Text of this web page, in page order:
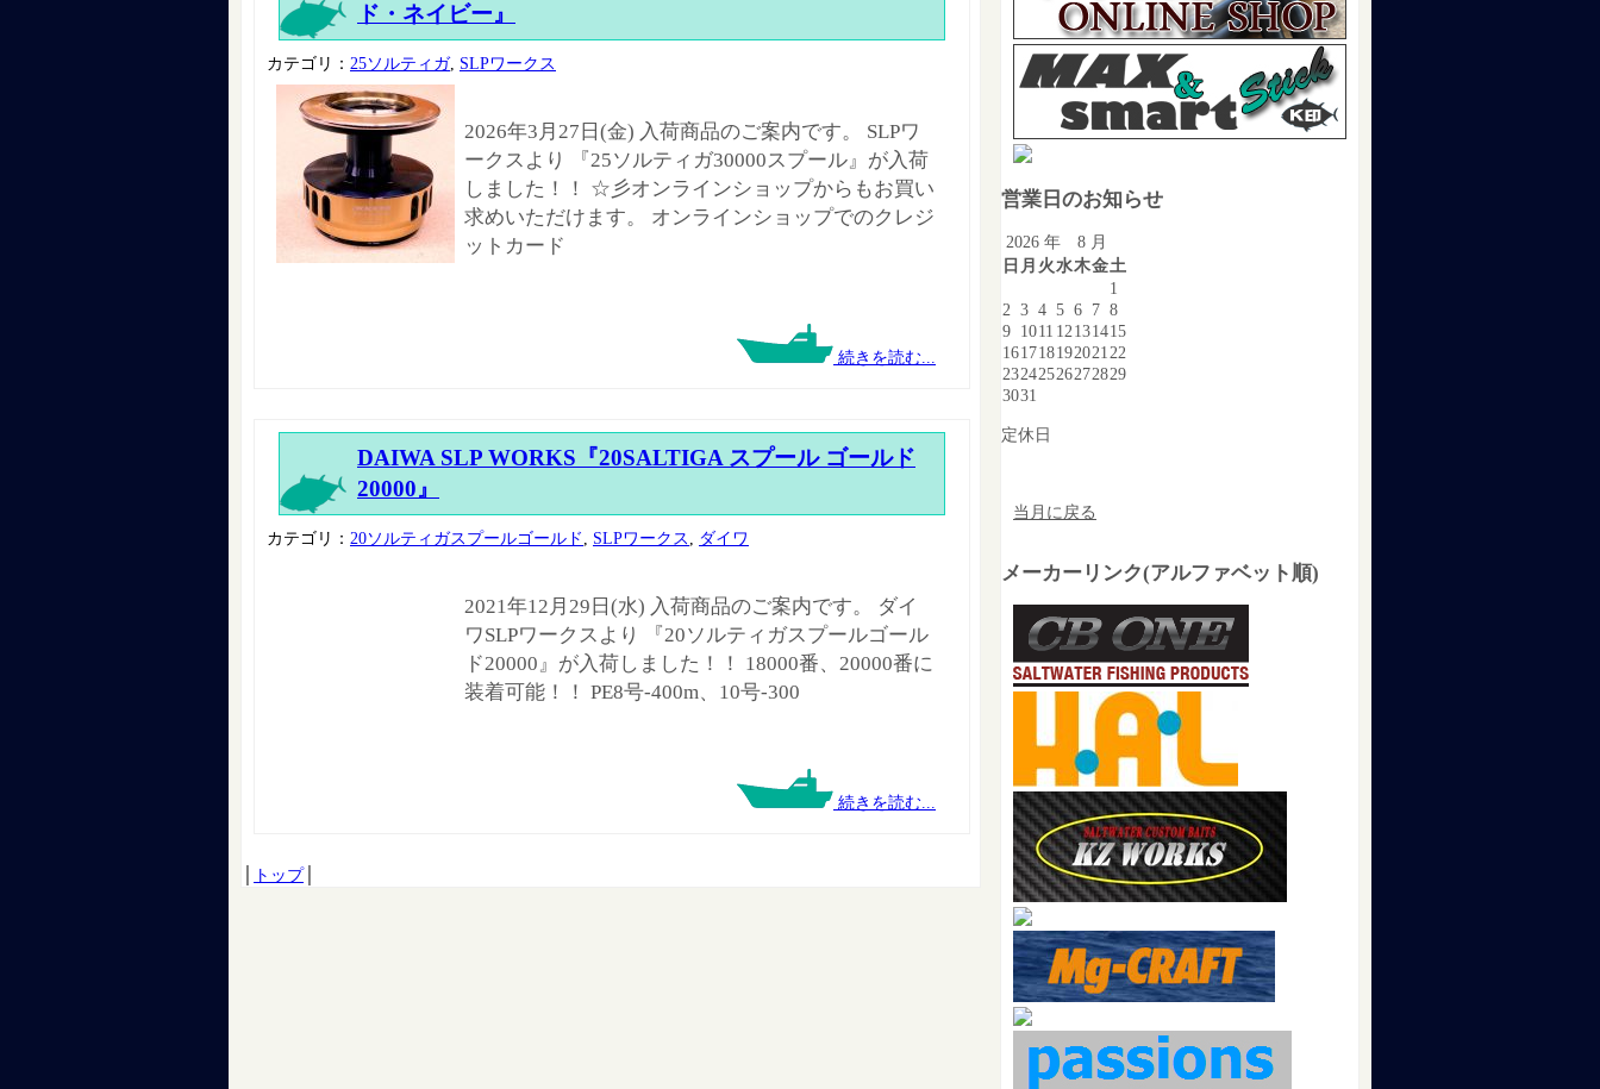
ド・ネイビー』
カテゴリ： 25ソルティガ, SLPワークス
2026年3月27日(金) 入荷商品のご案内です。 SLPワ
ークスより 『25ソルティガ30000スプール』が入荷
しました！！ ☆彡オンラインショップからもお買い
求めいただけます。 オンラインショップでのクレジ
ットカード
続きを読む...
DAIWA SLP WORKS『20SALTIGA スプール ゴールド
20000』
カテゴリ： 20ソルティガスプールゴールド SLPワークス ダイワ
2021年12月29日(水) 入荷商品のご案内です。 ダイ
ワSLPワークスより 『20ソルティガスプールゴール
ド20000』が入荷しました！！ 18000番、20000番に
装着可能！！ PE8号-400m、10号-300
続きを読む...
トップ│
営業日のお知らせ
2026 年 8 月
日 月 火水木金土
1
2 3 4 5 6 7 8
9 1011 12131415
161718192021 22
23242526272829
3031
定休日
当月に戻る
メーカーリンク(アルファベット順)